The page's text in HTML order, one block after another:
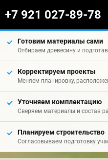
+7 921 027-89-78
Готовим материалы сами
Отбираем древесину и
Корректируем проекты
Меняем планировку,
Уточняем комплектацию
Сверяем материалы и состав
Планируем строительство
Согласовываем подготовку